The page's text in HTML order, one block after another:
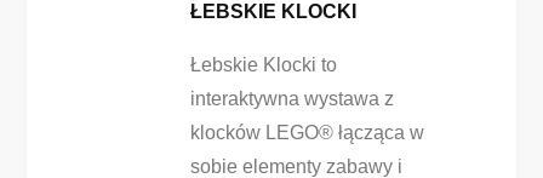
ŁEBSKIE KLOCKI
Łebskie Klocki to
interaktywna wystawa z
klocków LEGO® łącząca w
sobie elementy zabawy i